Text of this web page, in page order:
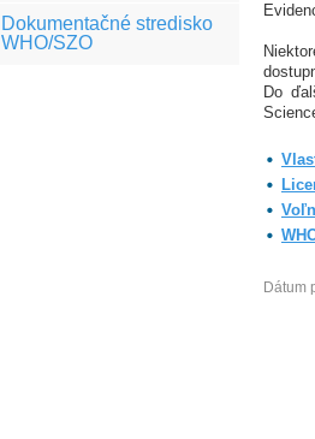
Dokumentačné stredisko
WHO/SZO
Do
Dátum